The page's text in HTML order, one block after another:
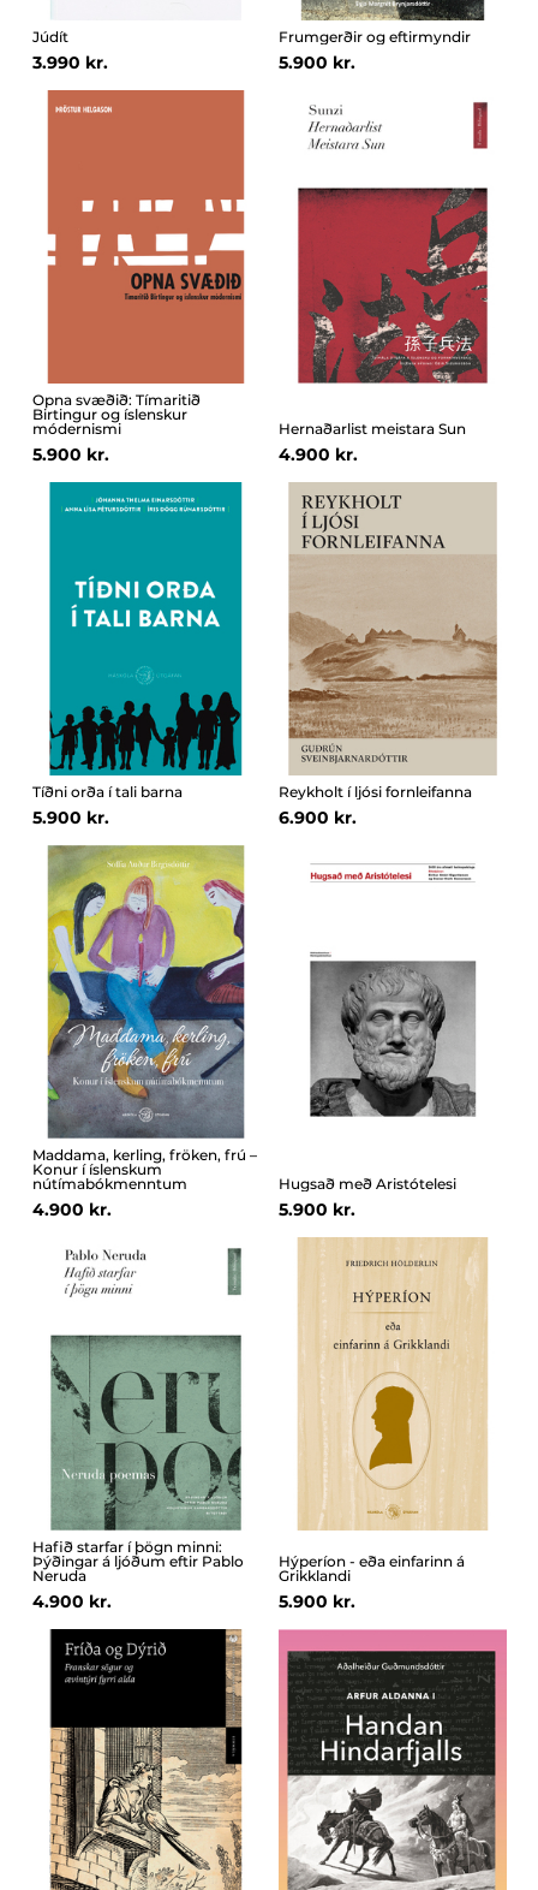
Júdít
3.990 kr.
Frumgerðir og eftirmyndir
5.900 kr.
Opna svæðið: Tímaritið
Birtingur og íslenskur
módernismi
5.900 kr.
Hernaðarlist meistara Sun
4.900 kr.
Tíðni orða í tali barna
5.900 kr.
Reykholt í ljósi fornleifanna
6.900 kr.
Maddama, kerling, fröken, frú –
Konur í íslenskum
nútímabókmenntum
4.900 kr.
Hugsað með Aristótelesi
5.900 kr.
Hafið starfar í þögn minni:
Þýðingar á ljóðum eftir Pablo
Neruda
4.900 kr.
Hýperíon - eða einfarinn á
Grikklandi
5.900 kr.